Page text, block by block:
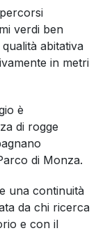
verdi ben
abitativa
in metri
è
di rogge
di Monza.
una continuità
da chi ricerca
e con il